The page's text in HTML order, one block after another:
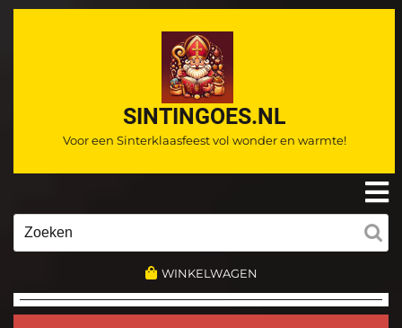
Ga
SINTINGOES.NL
Voor een Sinterklaasfeest vol wonder en warmte!
WINKELWAGEN